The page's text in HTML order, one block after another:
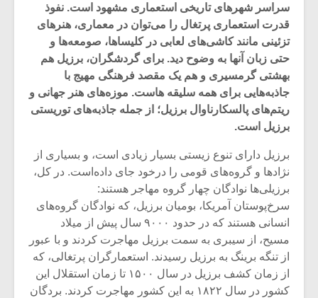
سراسر شهرهای تاریخی استعماری مشهود است. نفوذ
قدرت استعماری پرتغال را می‌توان در معماری، هنرهای
تزئینی مانند کاشی‌های لعابی در کلیساها، صومعه‌ها و
حتی زبان آنها به وضوح دید. برای گردشگران، برزیل هم
بهشتی گرمسیری و هم یک مقصد فرهنگی مهیج با
جاذبه‌هایی برای همه سلیقه هاست. موزه‌های هنر جهانی و
ریتم‌های پالسکارناوال برزیل؛ از جمله جاذبه‌های توریستی
برزیل است.
برزیل دارای تنوع زیستی بسیار زیادی است، و بسیاری از
نژادها و گروه‌های قومی را درخود جای داده‌است. در کل،
برزیلی‌ها نوادگان چهار گروه مهاجر هستند:
سرخ‌پوستان آمریکا، بومیان برزیل، که نوادگان گروه‌های
انسانی هستند که در حدود ۹۰۰۰ سال پیش از میلاد
مسیح، از سیبری به سمت برزیل مهاجرت کردند و با عبور
از تنگه برینگ به برزیل رسیدند. استعمارگران پرتغالی، که
از زمان کشف برزیل در سال ۱۵۰۰ تا زمان استقلال این
کشور در سال ۱۸۲۲ به این کشور مهاجرت کردند. بردگان